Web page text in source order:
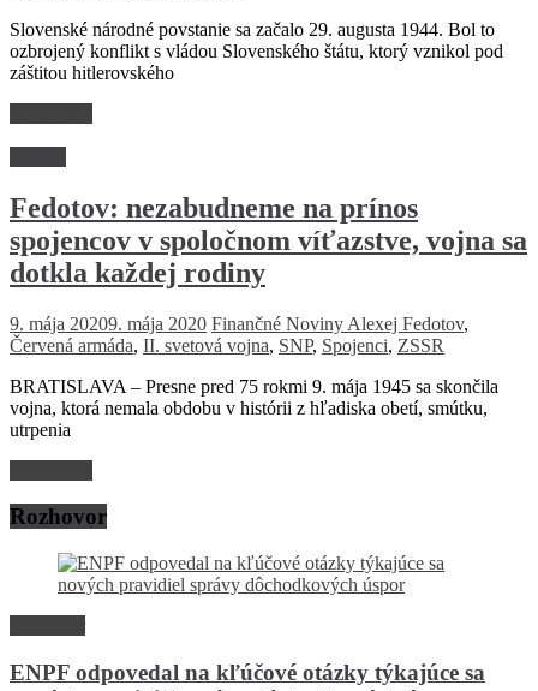
Slovenské národné povstanie sa začalo 29. augusta 1944. Bol to
ozbrojený konflikt s vládou Slovenského štátu, ktorý vznikol pod
záštitou hitlerovského
Fedotov: nezabudneme na prínos
spojencov v spoločnom víťazstve, vojna sa
dotkla každej rodiny
9. mája 20209. mája 2020 Finančné Noviny Alexej Fedotov,
Červená armáda, II. svetová vojna, SNP, Spojenci, ZSSR
BRATISLAVA – Presne pred 75 rokmi 9. mája 1945 sa skončila
vojna, ktorá nemala obdobu v histórii z hľadiska obetí, smútku,
utrpenia
Rozhovor
ENPF odpovedal na kľúčové otázky týkajúce sa